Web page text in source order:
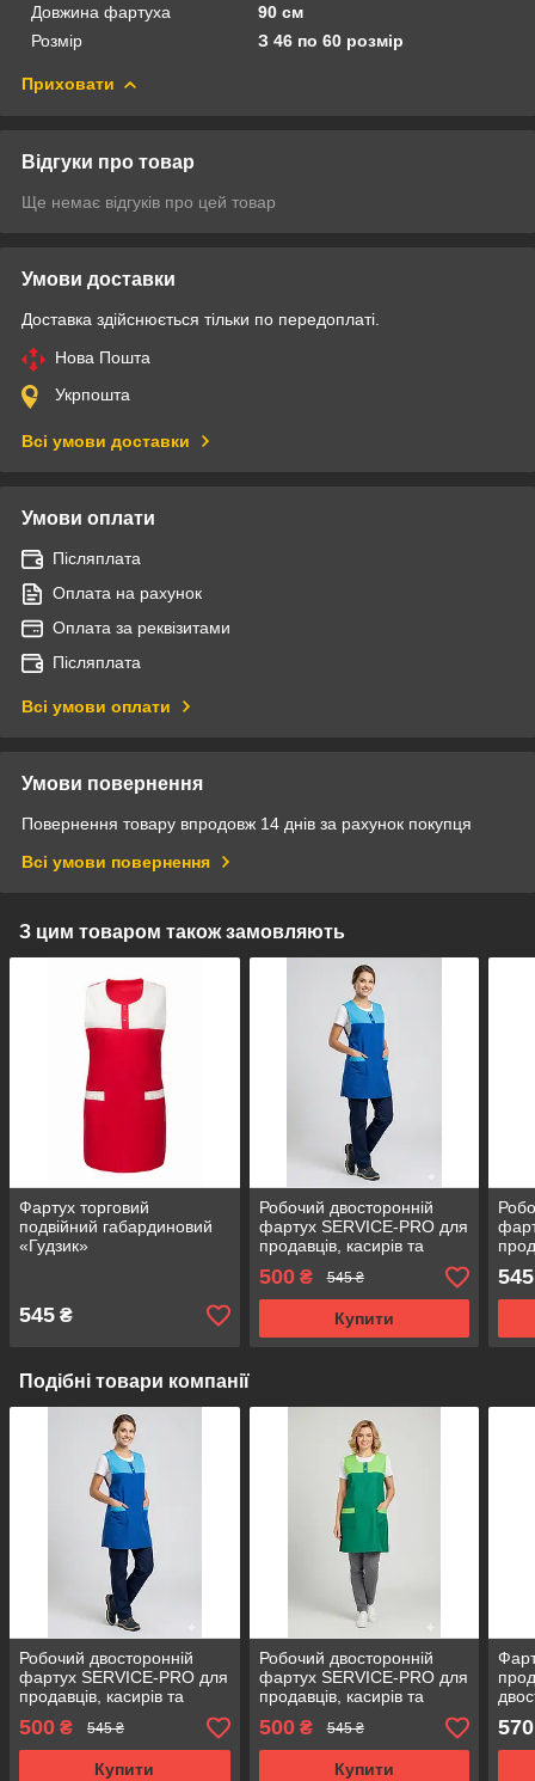
Довжина фартуха
90 см
Розмір
З 46 по 60 розмір
Приховати
Відгуки про товар
Ще немає відгуків про цей товар
Умови доставки
Доставка здійснюється тільки по передоплаті.
Нова Пошта
Укрпошта
Всі умови доставки
Умови оплати
Післяплата
Оплата на рахунок
Оплата за реквізитами
Післяплата
Всі умови оплати
Умови повернення
Повернення товару впродовж 14 днів за рахунок покупця
Всі умови повернення
З цим товаром також замовляють
Фартух торговий
подвійний габардиновий
«Гудзик»
545 ₴
Робочий двосторонній
фартух SERVICE-PRO для
продавців, касирів та
прибиральниць,
універсальний розмір
синій
500₴ 545 ₴
Купити
545
Подібні товари компанії
Робочий двосторонній
фартух SERVICE-PRO для
продавців, касирів та
універсальний розмір
синій
500 ₴ 545 ₴
Купити
Робочий двосторонній
фартух SERVICE-PRO для
продавців, касирів та
універсальний розмір,
зелений
500₴ 545 ₴
Купити
570